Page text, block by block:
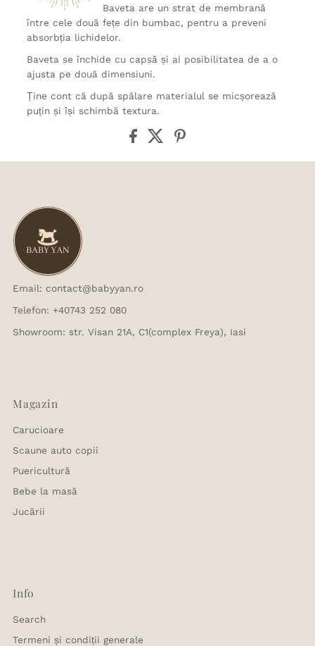
Baveta are un strat de membrană
între cele două fețe din bumbac, pentru a preveni
absorbția lichidelor.
Baveta se închide cu capsă și ai posibilitatea de a o
ajusta pe două dimensiuni.
Ține cont că după spălare materialul se micșorează
puțin și își schimbă textura.
Email: contact@babyyan.ro
Telefon: +40743 252 080
Showroom: str. Visan 21A, C1(complex Freya), Iasi
Magazin
Carucioare
Scaune auto copii
Puericultură
Bebe la masă
Jucării
Info
Search
Termeni și condiții generale